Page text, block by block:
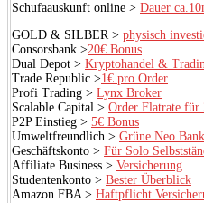
Schufaauskunft online > Dauer
GOLD & SILBER > physisch
Consorsbank >20€ Bonus
Dual Depot > Kryptohandel &
Trade Republic >1€ pro Order
Profi Trading > Lynx Broker
Scalable Capital > Order Flatrate für
P2P Einstieg > 5€ Bonus
Umweltfreundlich > Grüne Neo Bank
Geschäftskonto > Für Solo
Affiliate Business > Versicherung
Studentenkonto > Bester Überblick
Amazon FBA > Haftpflicht